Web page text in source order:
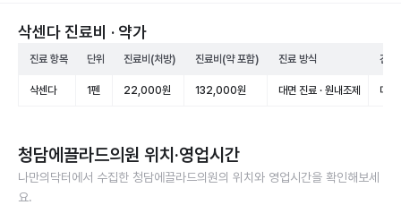
삭센다 진료비 · 약가
진료 항목 단위 진료비(처방) 진료비(약 포함) 진료 방식 건강
삭센다 1펜 22,000원 132,000원 대면 진료 · 원내조제 미적
청담에끌라드의원 위치·영업시간
나만의닥터에서 수집한 청담에끌라드의원의 위치와 영업시간을 확인해보세
요.